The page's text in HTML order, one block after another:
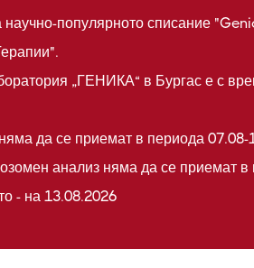
научно-популярното списание
„ГЕНИКА“ в Бургас е с
да се приемат в периода 07.08-
анализ няма да се приемат
- на 13.08.2026